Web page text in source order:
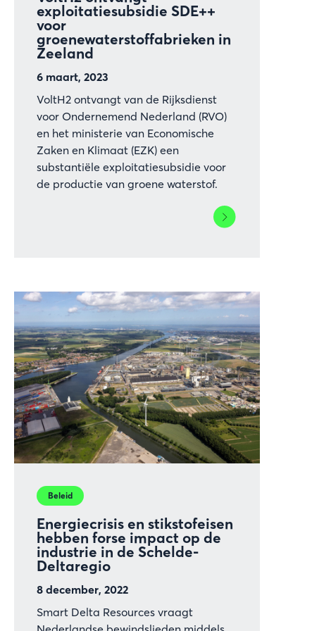
exploitatiesubsidie SDE++
voor
groenewaterstoffabrieken in
Zeeland
6 maart, 2023
VoltH2 ontvangt van de Rijksdienst
voor Ondernemend Nederland (RVO)
en het ministerie van Economische
Zaken en Klimaat (EZK) een
substantiële exploitatiesubsidie voor
de productie van groene waterstof.
Lees
meer
exploitatiesubsidie
SDE++
voor
in
Zeeland
Energiecrisis en stikstofeisen
hebben forse impact op de
industrie in de Schelde-
Deltaregio
8 december, 2022
Beleid
Smart Delta Resources vraagt